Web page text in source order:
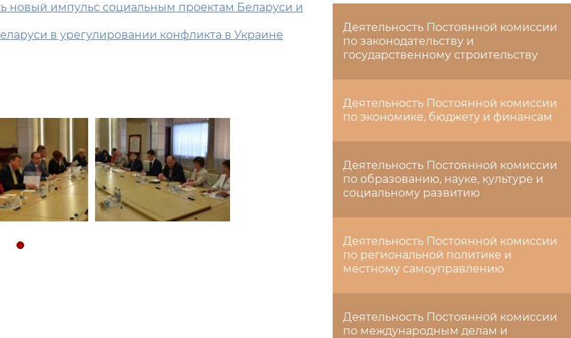
новый импульс социальным проектам Беларуси и
в урегулировании конфликта в Украине
Деятельность Постоянной комиссии
по законодательству и
государственному строительству
Деятельность Постоянной комиссии
по экономике, бюджету и финансам
Деятельность Постоянной комиссии
по образованию, науке, культуре и
социальному развитию
Деятельность Постоянной комиссии
по региональной политике и
местному самоуправлению
Деятельность Постоянной комиссии
по международным делам и